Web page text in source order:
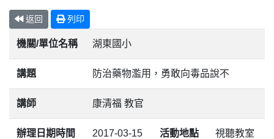
返回 列印
機關/單位名稱 湖東國小
講題 防治藥物濫用，勇敢向毒品說不
講師 康清福 教官
辦理日期時間 2017-03-15 活動地點 視聽教室